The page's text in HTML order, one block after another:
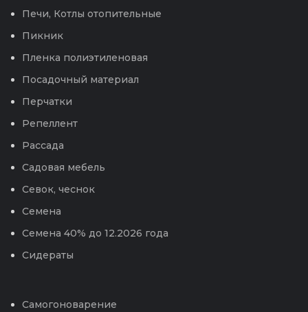
Печи, Котлы отопительные
Пикник
Пленка полиэтиленовая
Посадочный материал
Перчатки
Репеллент
Рассада
Садовая мебель
Севок, чеснок
Семена
Семена 40% до 12.2026 года
Сидераты
Самогоноварение